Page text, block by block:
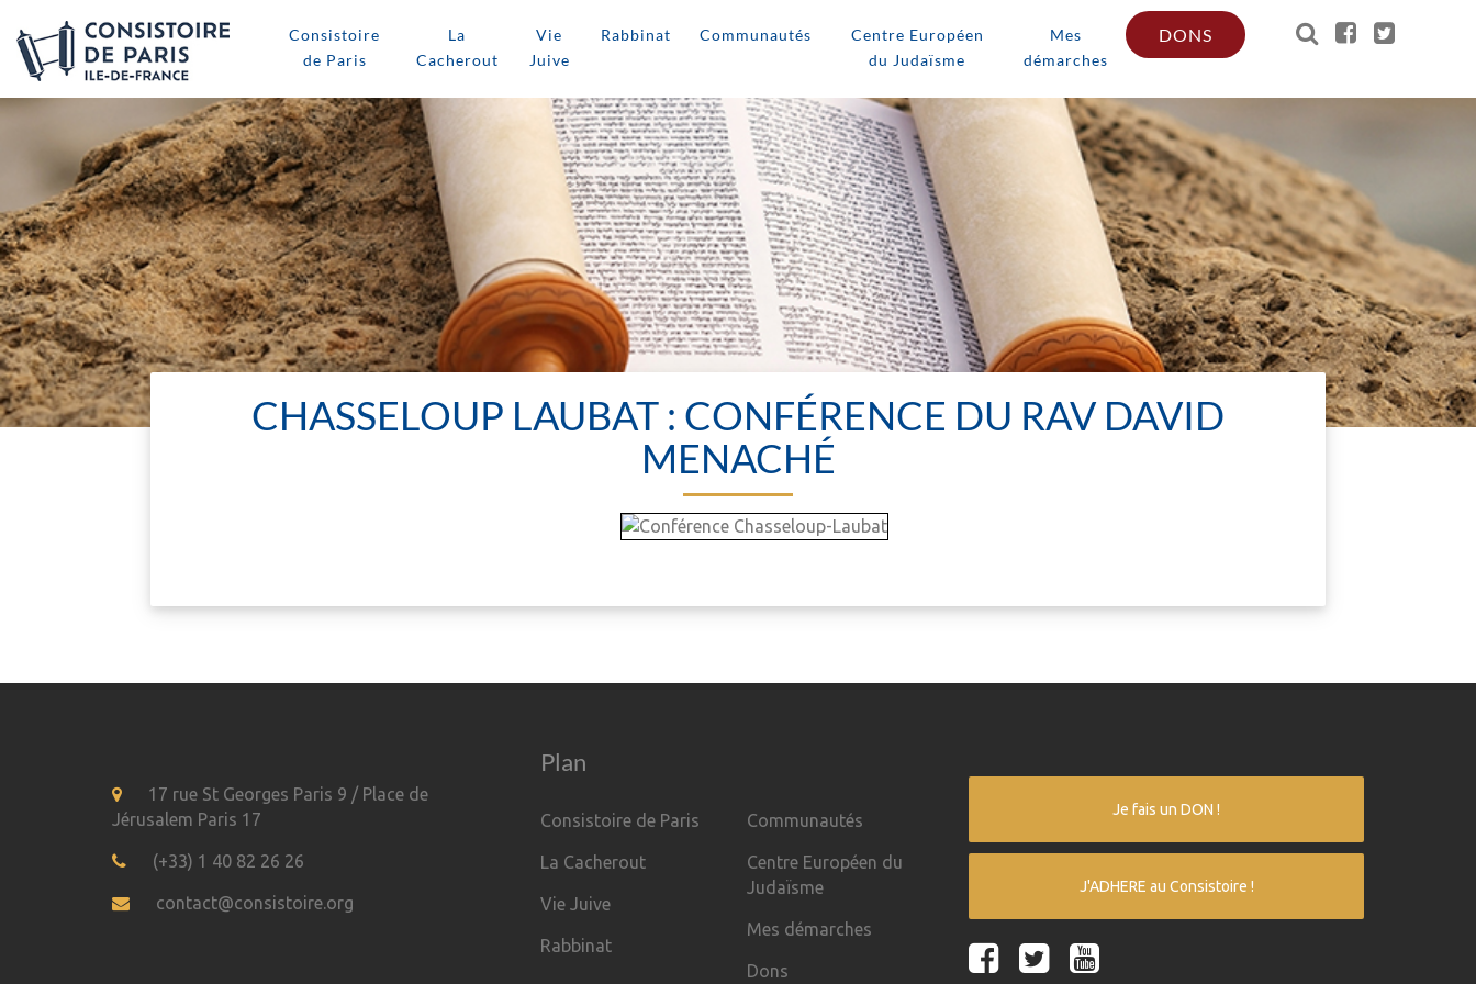
Consistoire
de Paris
La
Cacherout
Vie
Juive
Rabbinat Communautés
Centre Européen
du Judaïsme
Mes
démarches
DONS
CHASSELOUP LAUBAT : CONFÉRENCE DU RAV DAVID
MENACHÉ
17 rue St Georges Paris 9 / Place de
Jérusalem Paris 17
(+33) 1 40 82 26 26
contact@consistoire.org
Plan
Consistoire de Paris
La Cacherout
Vie Juive
Rabbinat
Communautés
Centre Européen du
Judaïsme
Mes démarches
Dons
Je fais un DON !
J'ADHERE au Consistoire !